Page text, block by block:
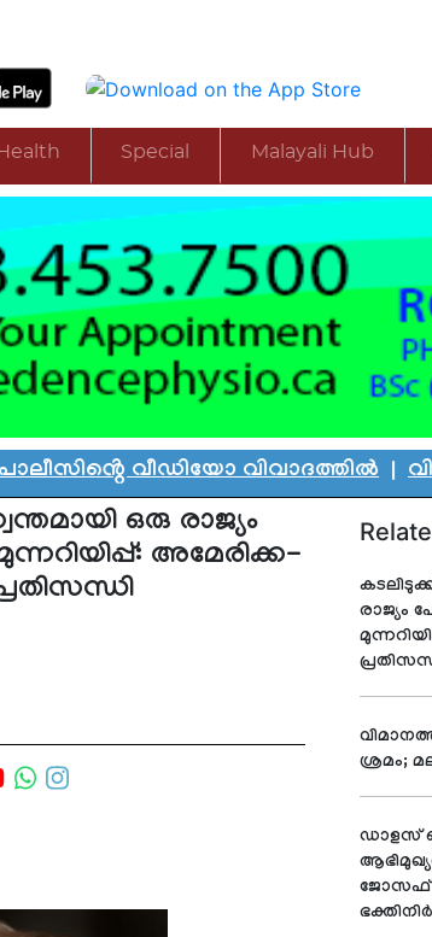
Health Special Malayali Hub
വീഡിയോ വിവാദത്തിൽ|
ഒരു രാജ്യം
അമേരിക്ക-
രാജ്യം
ശ്രമം;
ഡാളസ്
ജോസഫ്